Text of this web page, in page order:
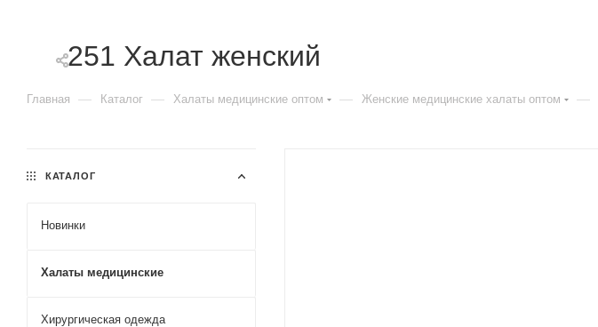
251 Халат женский
Главная — Каталог — Халаты медицинские оптом — Женские медицинские халаты оптом —
КАТАЛОГ
Новинки
Халаты медицинские
Хирургическая одежда